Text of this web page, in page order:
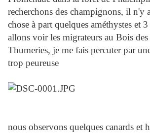
recherchons des champignons, il n'y
chose à part quelques améthystes et
allons voir les migrateurs au Bois
Thumeries, je me fais percuter par
trop peureuse
nous observons quelques canards et